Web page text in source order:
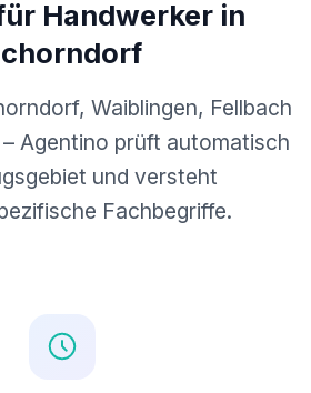
Handwerker in
Waiblingen, Fellbach
Agentino prüft automatisch
und versteht
Fachbegriffe.